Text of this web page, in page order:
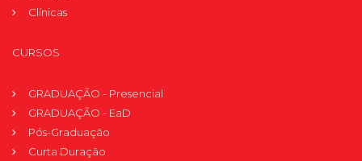
Clínicas
CURSOS
GRADUAÇÃO - Presencial
GRADUAÇÃO - EaD
Pós-Graduação
Curta Duração